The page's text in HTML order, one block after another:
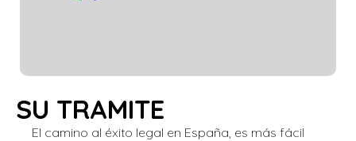
SU TRAMITE
El camino al éxito legal en España, es más fácil